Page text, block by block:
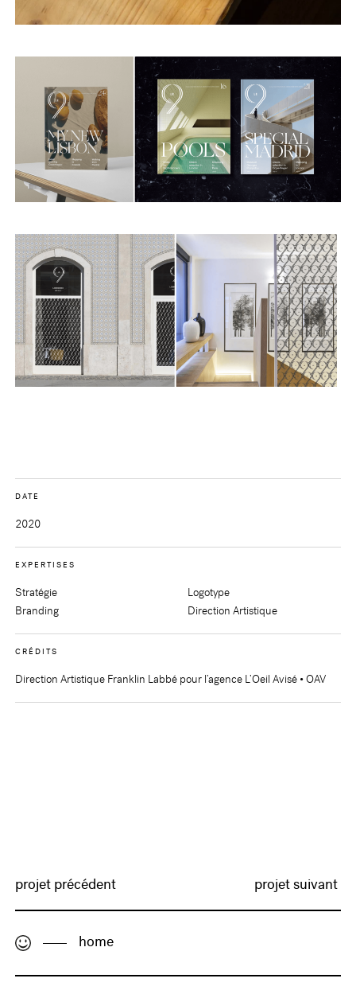
DATE
2020
EXPERTISES
Stratégie
Branding
Logotype
Direction Artistique
CRÉDITS
Direction Artistique Franklin Labbé pour l’agence L’Oeil Avisé • OAV
projet précédent projet suivant
home